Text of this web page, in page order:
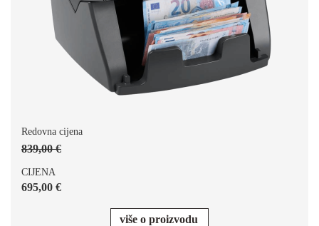
Redovna cijena
839,00 €
CIJENA
695,00 €
više o proizvodu